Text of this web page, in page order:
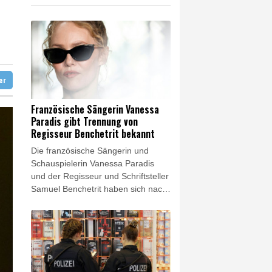
für Lkw
Französische Sängerin Vanessa
Paradis gibt Trennung von
Regisseur Benchetrit bekannt
Die französische Sängerin und
Schauspielerin Vanessa Paradis
und der Regisseur und Schriftsteller
Samuel Benchetrit haben sich nach
getrennt. Die beiden hätten
"einvernehmlich ihre Trennung
bekannt gegeben", würden sich
aber weiterhin "mit Respekt und
Zuneigung begegnen", teilte